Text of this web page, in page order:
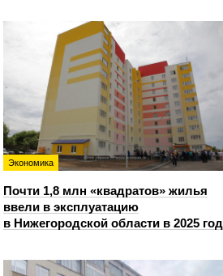
Экономика
Почти 1,8 млн «квадратов» жилья
ввели в эксплуатацию
в Нижегородской области в 2025